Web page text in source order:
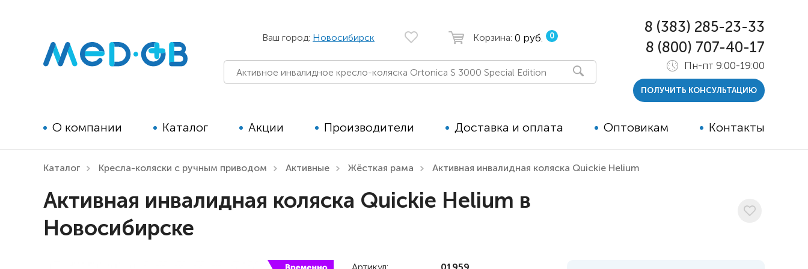
Ваш город: Новосибирск Корзина: 0 руб. 0
О компании Каталог
реабилитации для детей
Технические средства
реабилитации для взрослых
Коляски для детей с ДЦП
Детские вертикализаторы
Тренажёры
Акции Производители Доставка и оплата Оптовикам Контакты
8 (383) 285-23-33
8 (800) 707-40-17
Пн-пт 9:00-19:00
ПОЛУЧИТЬ КОНСУЛЬТАЦИЮ
Каталог Кресла-коляски с ручным приводом Активные Жёсткая рама Активная инвалидная коляска Quickie Helium
Активная инвалидная коляска Quickie Helium в
Новосибирске